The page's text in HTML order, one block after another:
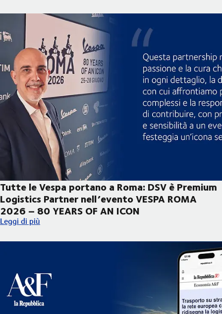
Tutte le Vespa portano a Roma: DSV è Premium
Logistics Partner nell’evento VESPA ROMA
2026 – 80 YEARS OF AN ICON
Tutte le Vespa portano a Roma: DSV è Premium Logistics
Leggi di più